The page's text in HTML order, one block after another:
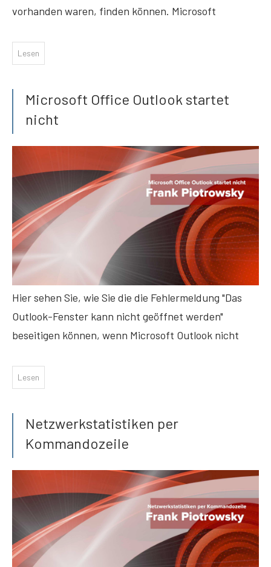
vorhanden waren, finden können. Microsoft
Lesen
Microsoft Office Outlook startet
nicht
Hier sehen Sie, wie Sie die die Fehlermeldung "Das
Outlook-Fenster kann nicht geöffnet werden"
beseitigen können, wenn Microsoft Outlook nicht
Lesen
Netzwerkstatistiken per
Kommandozeile